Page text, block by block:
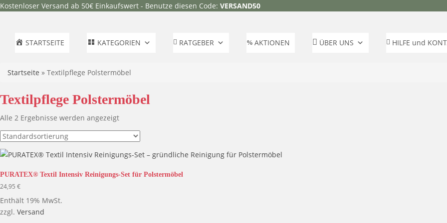
Kostenloser Versand ab 50€ Einkaufswert - Benutze diesen Code: VERSAND50
STARTSEITE KATEGORIEN RATGEBER AKTIONEN ÜBER UNS HILFE und
Startseite » Textilpflege Polstermöbel
Textilpflege Polstermöbel
Alle 2 Ergebnisse werden angezeigt
PURATEX® Textil Intensiv Reinigungs-Set für Polstermöbel
24,95 €
Enthält 19% MwSt.
zzgl. Versand